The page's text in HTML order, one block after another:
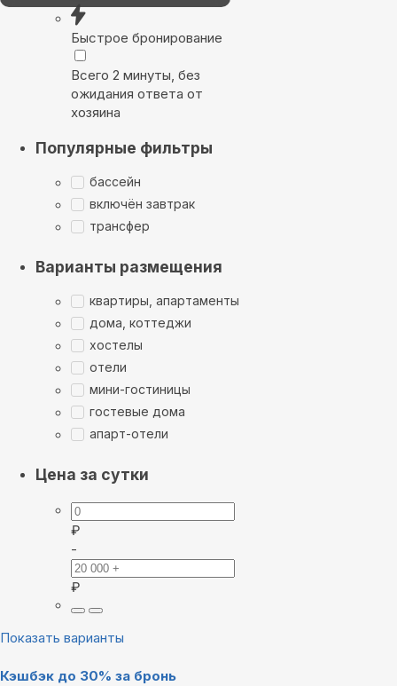
Быстрое бронирование
Всего 2 минуты, без
ожидания ответа от
хозяина
Популярные фильтры
бассейн
включён завтрак
трансфер
Варианты размещения
квартиры, апартаменты
дома, коттеджи
хостелы
отели
мини-гостиницы
гостевые дома
апарт-отели
Цена за сутки
₽
-
₽
Показать варианты
Кэшбэк до 30% за бронь